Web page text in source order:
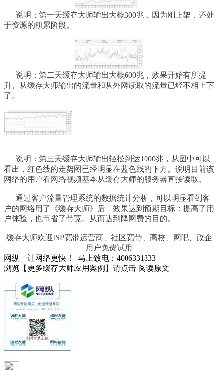
说明：第一天缓存大师输出大概300兆，因为刚上架，还处
于资源的积累阶段。
说明：第二天缓存大师输出大概600兆，效果开始有所提
升。从缓存大师输出的流量和从外网读取的流量已经不相上下
了。
说明：第三天缓存大师输出轻松到达1000兆，从图中可以
看出，红色线的走势图已经明显在蓝色线的下方。说明目前该
网络的用户看网络视频基本从缓存大师的服务器直接读取。
通过客户流量管理系统的数据统计分析，可以明显看到客
户的网络用了《缓存大师》后，效果达到预期目标：提高了用
户体验，也节省了带宽。从而达到降网费的目的。
缓存大师欢迎ISP宽带运营商、社区宽带、高校、网吧、政企
用户免费试用
网纵—让网络更快！ 马上致电：4006331833
浏览【更多缓存大师应用案例】请点击 阅读原文